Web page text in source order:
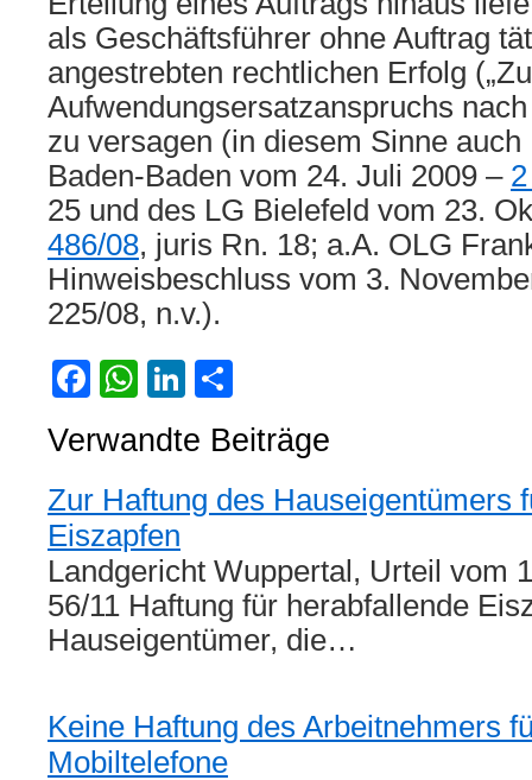
als Geschäftsführer ohne Auftrag
angestrebten rechtlichen Erfolg
Aufwendungsersatzanspruchs
zu versagen (in diesem Sinne
Baden-Baden vom 24. Juli 2009 –
25 und des LG Bielefeld vom 23.
486/08, juris Rn. 18; a.A. OLG
Hinweisbeschluss vom 3.
225/08, n.v.).
Facebook
WhatsApp
LinkedIn
Verwandte Beiträge
Zur Haftung des Hauseigentümers
Eiszapfen
Landgericht Wuppertal, Urteil vom
56/11 Haftung für herabfallende
Hauseigentümer, die…
Keine Haftung des Arbeitnehmers
Mobiltelefone